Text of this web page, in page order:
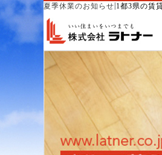
夏季休業のお知らせ 1都3県の賃